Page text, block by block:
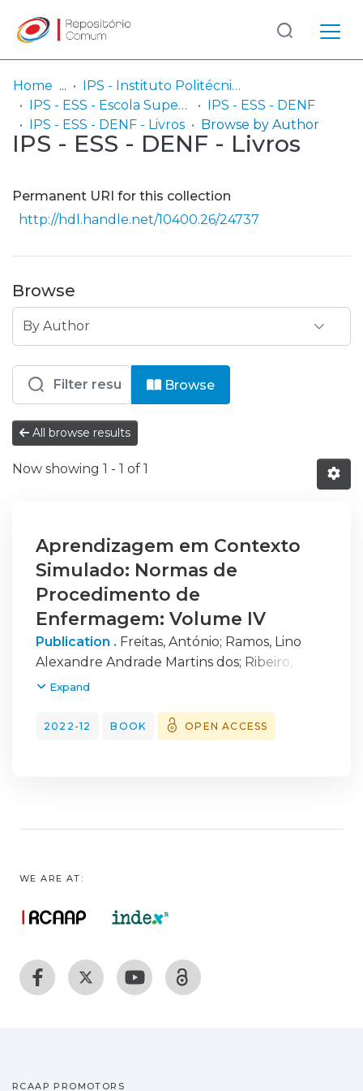
Communities
& Collections
Entities
Log
In
(current)
Home
IPS - Instituto Politécnico de Setúbal
IPS - ESS - Escola Superior de Saúde
IPS - ESS - DENF
IPS - ESS - DENF - Livros
Browse by Author
IPS - ESS - DENF - Livros
Permanent URI for this collection
http://hdl.handle.net/10400.26/24737
Browse
Browsing IPS - ESS - DENF - Livros
Browse
All browse results
Now showing 1 - 1 of 1
Aprendizagem em Contexto
Simulado: Normas de
Procedimento de
Enfermagem: Volume IV
Publication . Freitas, António; Ramos, Lino
Alexandre Andrade Martins dos; Ribeiro,
Celso Pires
Expand
2022-12 BOOK OPEN ACCESS
WE ARE AT:
RCAAP PROMOTORS